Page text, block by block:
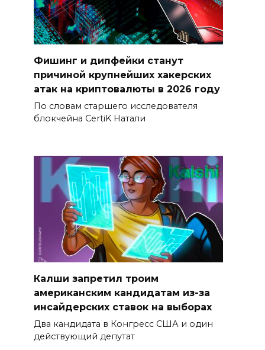
Фишинг и дипфейки станут
причиной крупнейших хакерских
атак на криптовалюты в 2026 году
По словам старшего исследователя
блокчейна CertiK Натали
Калши запретил троим
американским кандидатам из-за
инсайдерских ставок на выборах
Два кандидата в Конгресс США и один
действующий депутат